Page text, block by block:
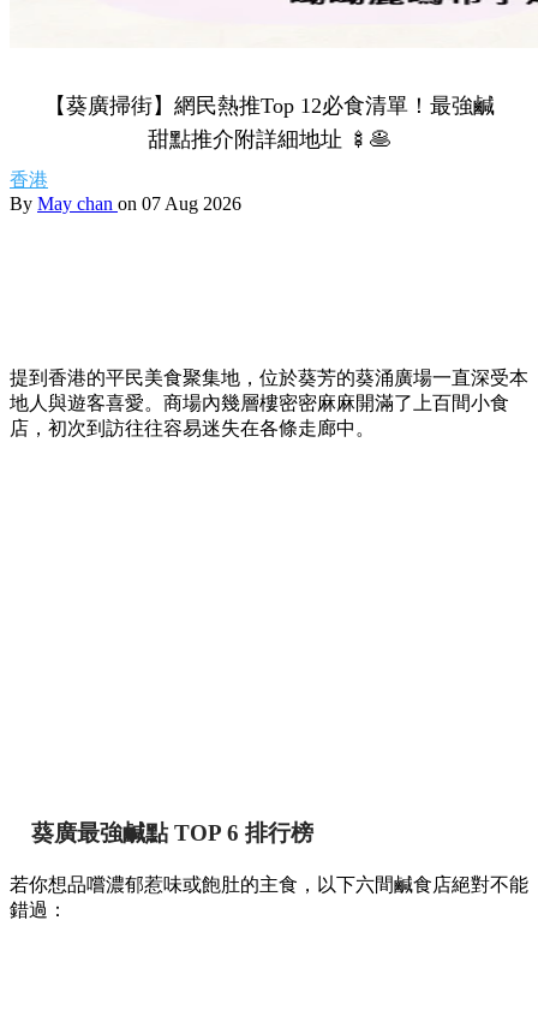
【葵廣掃街】網民熱推Top 12必食清單！最強鹹
甜點推介附詳細地址 🍢🥞
香港
By May chan on 07 Aug 2026
提到香港的平民美食聚集地，位於葵芳的葵涌廣場一直深受本
地人與遊客喜愛。商場內幾層樓密密麻麻開滿了上百間小食
店，初次到訪往往容易迷失在各條走廊中。
葵廣最強鹹點 TOP 6 排行榜
若你想品嚐濃郁惹味或飽肚的主食，以下六間鹹食店絕對不能
錯過：